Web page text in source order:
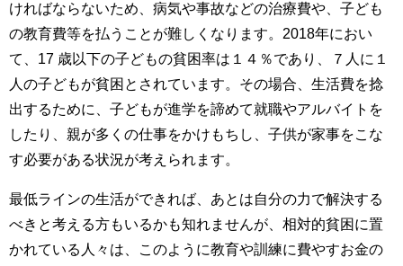
ければならないため、病気や事故などの治療費や、子ども
の教育費等を払うことが難しくなります。2018年におい
て、17 歳以下の子どもの貧困率は１４％であり、７人に１
人の子どもが貧困とされています。その場合、生活費を捻
出するために、子どもが進学を諦めて就職やアルバイトを
したり、親が多くの仕事をかけもちし、子供が家事をこな
す必要がある状況が考えられます。
最低ラインの生活ができれば、あとは自分の力で解決する
べきと考える方もいるかも知れませんが、相対的貧困に置
かれている人々は、このように教育や訓練に費やすお金の